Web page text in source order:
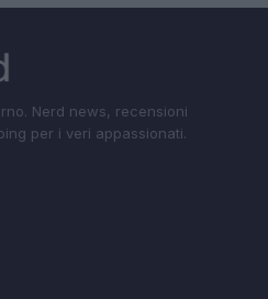
Nerd news, recensioni
per i veri appassionati.